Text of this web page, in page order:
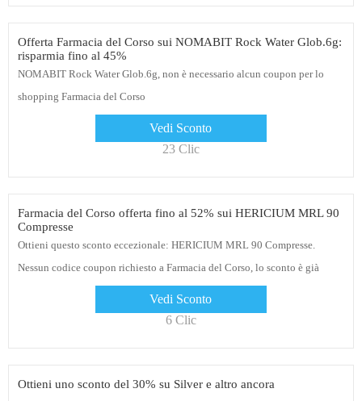
Offerta Farmacia del Corso sui NOMABIT Rock Water Glob.6g:
risparmia fino al 45%
NOMABIT Rock Water Glob.6g, non è necessario alcun coupon per lo
shopping Farmacia del Corso
Vedi Sconto
23 Clic
Farmacia del Corso offerta fino al 52% sui HERICIUM MRL 90
Compresse
Ottieni questo sconto eccezionale: HERICIUM MRL 90 Compresse.
Nessun codice coupon richiesto a Farmacia del Corso, lo sconto è già
Vedi Sconto
6 Clic
Ottieni uno sconto del 30% su Silver e altro ancora